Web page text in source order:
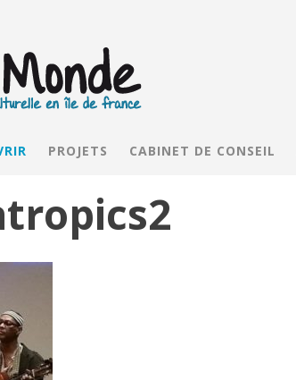
PROJETS CABINET DE CONSEIL